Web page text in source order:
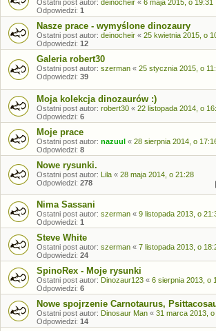
Ostatni post autor: deinocheir « 6 maja 2015, o 19:31
Odpowiedzi: 1
Nasze prace - wymyślone dinozaury
Ostatni post autor: deinocheir « 25 kwietnia 2015, o
Odpowiedzi: 12
Galeria robert30
Ostatni post autor: szerman « 25 stycznia 2015, o
Odpowiedzi: 39
Moja kolekcja dinozaurów :)
Ostatni post autor: robert30 « 22 listopada 2014, o
Odpowiedzi: 6
Moje prace
Ostatni post autor: nazuul « 28 sierpnia 2014, o
Odpowiedzi: 8
Nowe rysunki.
Ostatni post autor: Lila « 28 maja 2014, o 21:28
Odpowiedzi: 278
Nima Sassani
Ostatni post autor: szerman « 9 listopada 2013, o
Odpowiedzi: 1
Steve White
Ostatni post autor: szerman « 7 listopada 2013, o
Odpowiedzi: 24
SpinoRex - Moje rysunki
Ostatni post autor: Dinozaur123 « 6 sierpnia 2013, o
Odpowiedzi: 6
Nowe spojrzenie Carnotaurus,
Ostatni post autor: Dinosaur Man « 31 marca 2013, o
Odpowiedzi: 14